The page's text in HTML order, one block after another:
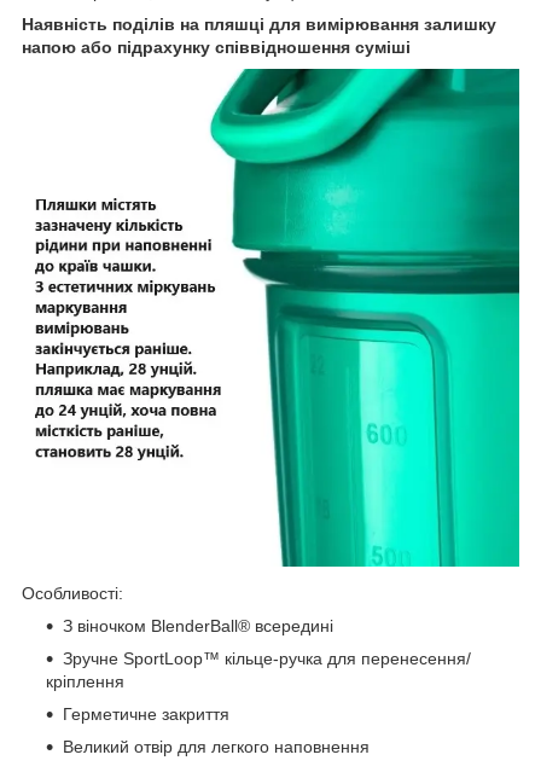
Наявність поділів на пляшці для вимірювання залишку
напою або підрахунку співвідношення суміші
Особливості:
З віночком BlenderBall® всередині
Зручне SportLoop™ кільце-ручка для перенесення/
кріплення
Герметичне закриття
Великий отвір для легкого наповнення